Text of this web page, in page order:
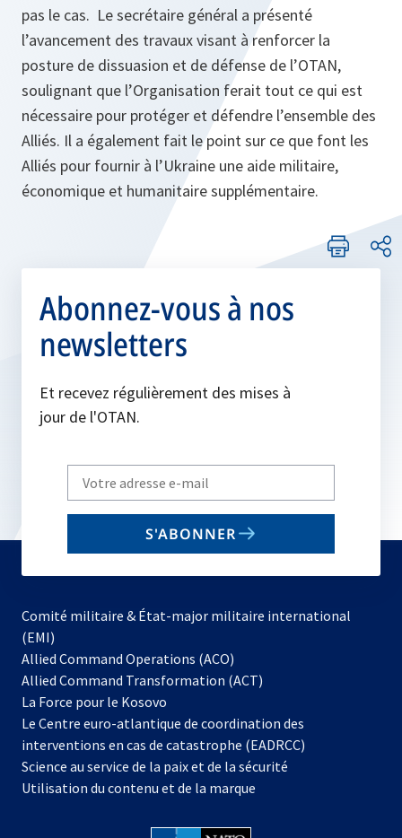
pas le cas. Le secrétaire général a présenté
l’avancement des travaux visant à renforcer la
posture de dissuasion et de défense de l’OTAN,
soulignant que l’Organisation ferait tout ce qui est
nécessaire pour protéger et défendre l’ensemble des
Alliés. Il a également fait le point sur ce que font les
Alliés pour fournir à l’Ukraine une aide militaire,
économique et humanitaire supplémentaire.
Abonnez-vous à nos
newsletters
Et recevez régulièrement des mises à
jour de l'OTAN.
Write
your
email
S'ABONNER
Comité militaire & État-major militaire international
(EMI)
Allied Command Operations (ACO)
dans
nouvel
onglet
Allied Command Transformation (ACT)
La Force pour le Kosovo
dans
un
nouvel
onglet
Le Centre euro-atlantique de coordination des
interventions en cas de catastrophe (EADRCC)
Science au service de la paix et de la sécurité
Utilisation du contenu et de la marque